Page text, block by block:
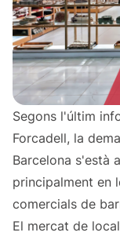
Segons l'últim
Forcadell, la
Barcelona s'està
principalment en
comercials de
El mercat de